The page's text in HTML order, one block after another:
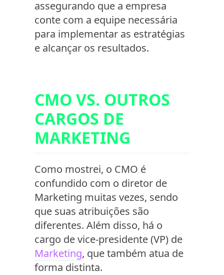
assegurando que a empresa
conte com a equipe necessária
para implementar as estratégias
e alcançar os resultados.
CMO VS. OUTROS
CARGOS DE
MARKETING
Como mostrei, o CMO é
confundido com o diretor de
Marketing muitas vezes, sendo
que suas atribuições são
diferentes. Além disso, há o
cargo de vice-presidente (VP) de
Marketing, que também atua de
forma distinta.